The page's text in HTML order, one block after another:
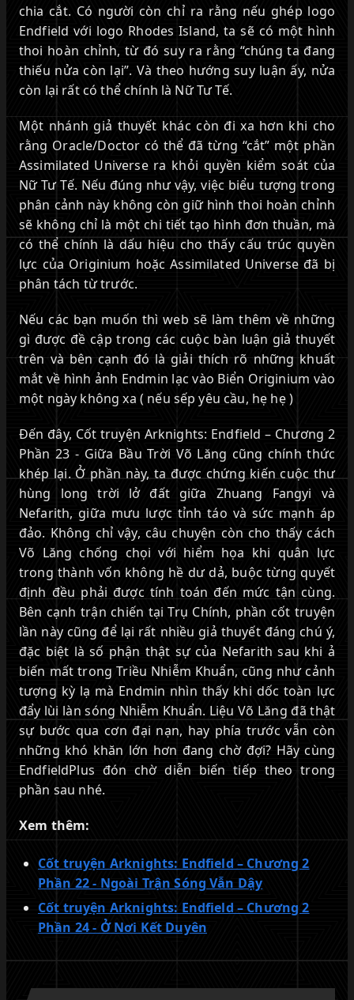
chia cắt. Có người còn chỉ ra rằng nếu ghép logo
Endfield với logo Rhodes Island, ta sẽ có một hình
thoi hoàn chỉnh, từ đó suy ra rằng “chúng ta đang
thiếu nửa còn lại”. Và theo hướng suy luận ấy, nửa
còn lại rất có thể chính là Nữ Tư Tế.
Một nhánh giả thuyết khác còn đi xa hơn khi cho
rằng Oracle/Doctor có thể đã từng “cắt” một phần
Assimilated Universe ra khỏi quyền kiểm soát của
Nữ Tư Tế. Nếu đúng như vậy, việc biểu tượng trong
phân cảnh này không còn giữ hình thoi hoàn chỉnh
sẽ không chỉ là một chi tiết tạo hình đơn thuần, mà
có thể chính là dấu hiệu cho thấy cấu trúc quyền
lực của Originium hoặc Assimilated Universe đã bị
phân tách từ trước.
Nếu các bạn muốn thì web sẽ làm thêm về những
gì được đề cập trong các cuộc bàn luận giả thuyết
trên và bên cạnh đó là giải thích rõ những khuất
mắt về hình ảnh Endmin lạc vào Biển Originium vào
một ngày không xa ( nếu sếp yêu cầu, hẹ hẹ )
Đến đây, Cốt truyện Arknights: Endfield – Chương 2
Phần 23 - Giữa Bầu Trời Võ Lăng cũng chính thức
khép lại. Ở phần này, ta được chứng kiến cuộc thư
hùng long trời lở đất giữa Zhuang Fangyi và
Nefarith, giữa mưu lược tỉnh táo và sức mạnh áp
đảo. Không chỉ vậy, câu chuyện còn cho thấy cách
Võ Lăng chống chọi với hiểm họa khi quân lực
trong thành vốn không hề dư dả, buộc từng quyết
định đều phải được tính toán đến mức tận cùng.
Bên cạnh trận chiến tại Trụ Chính, phần cốt truyện
lần này cũng để lại rất nhiều giả thuyết đáng chú ý,
đặc biệt là số phận thật sự của Nefarith sau khi ả
biến mất trong Triều Nhiễm Khuẩn, cũng như cảnh
tượng kỳ lạ mà Endmin nhìn thấy khi dốc toàn lực
đẩy lùi làn sóng Nhiễm Khuẩn. Liệu Võ Lăng đã thật
sự bước qua cơn đại nạn, hay phía trước vẫn còn
những khó khăn lớn hơn đang chờ đợi? Hãy cùng
EndfieldPlus đón chờ diễn biến tiếp theo trong
phần sau nhé.
Xem thêm:
Cốt truyện Arknights: Endfield – Chương 2
Phần 22 - Ngoài Trận Sóng Vẫn Dậy
Cốt truyện Arknights: Endfield – Chương 2
Phần 24 - Ở Nơi Kết Duyên